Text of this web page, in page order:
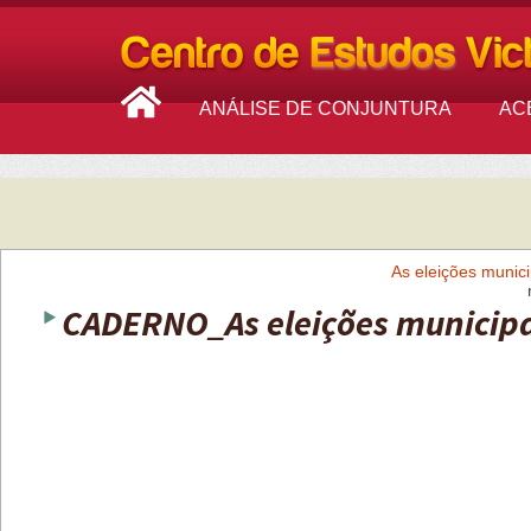
ANÁLISE DE CONJUNTURA
As eleições
CADERNO_As eleições